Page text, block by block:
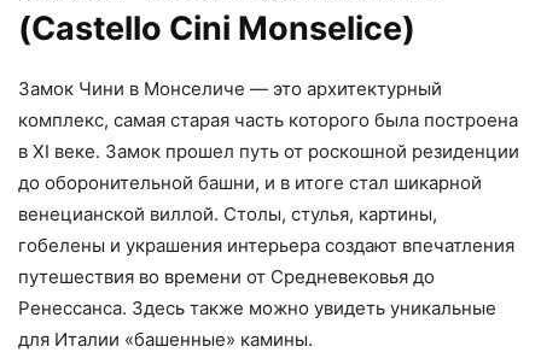
(Castello Cini Monselice)
Замок Чини в Монселиче — это архитектурный
комплекс, самая старая часть которого была построена
в XI веке. Замок прошел путь от роскошной резиденции
до оборонительной башни, и в итоге стал шикарной
венецианской виллой. Столы, стулья, картины,
гобелены и украшения интерьера создают впечатления
путешествия во времени от Средневековья до
Ренессанса. Здесь также можно увидеть уникальные
для Италии «башенные» камины.